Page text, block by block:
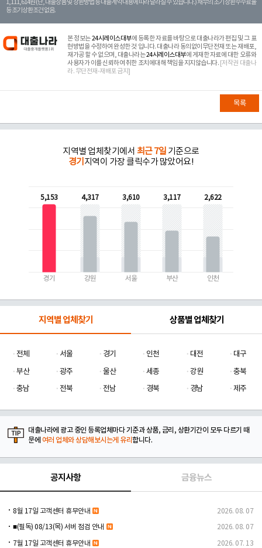
1,111,614원 (단, 대출상품 및 상환방법 등 대출계약 내용에 따라 달라질 수 있습니다.) 채무의 조기 상환수수료율
등 조기상환조건 없음.
본 정보는24시레이스대부에 등록한 자료를 바탕으로 대출나라가 편집 및 그 표
현방법을 수정하여 완성한 것 입니다. 대출나라 동의없이무단전재 또는 재배포,
재가공 할 수 없으며, 대출나라는24시레이스대부에 게재한 자료에 대한 오류와
사용자가 이를 신뢰하여 취한 조치에대해 책임을 지지않습니다. [저작권 대출나
라. 무단전재-재배포 금지]
목록
지역별 업체찾기에서 최근 7일 기준으로
경기 지역이 가장 클릭수가 많았어요!
5,153
경기
4,317
강원
3,610
서울
3,117
부산
2,622
인천
지역별 업체찾기 상품별 업체찾기
전체 서울 경기 인천 대전
대구
부산
광주 울산 세종 강원
충북
충남
전북 전남 경북 경남 제주
대출나라에 광고 중인 등록업체마다 기준과 상품, 금리, 상환기간이 모두 다르기 때
문에 여러 업체와 상담해보시는게 유리합니다.
공지사항 금융뉴스
8월 17일 고객센터 휴무안내 2026. 08. 07
■(필독) 08/13(목) 서버 점검 안내 2026. 08. 07
7월 17일 고객센터 휴무안내 2026. 07. 13